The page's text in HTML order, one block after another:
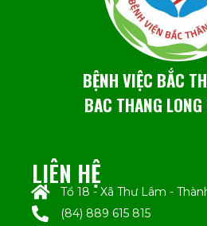
BỆNH VIỆC BẮC
BAC THANG
LIÊN HỆ
Tổ 18 - Xã Thư Lâm -
(84) 889 615 815